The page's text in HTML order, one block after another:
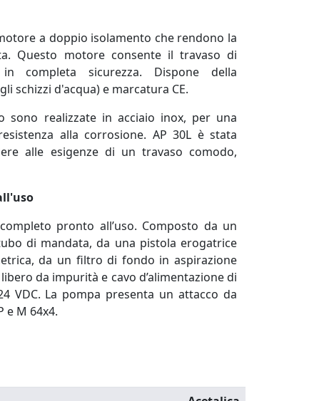
a doppio isolamento che rendono la
Questo motore consente il travaso di
completa sicurezza. Dispone della
schizzi d'acqua) e marcatura CE.
sono realizzate in acciaio inox, per una
alla corrosione. AP 30L è stata
alle esigenze di un travaso comodo,
pronto all’uso. Composto da un
di mandata, da una pistola erogatrice
da un filtro di fondo in aspirazione
da impurità e cavo d’alimentazione di
VDC. La pompa presenta un attacco da
e M 64x4.